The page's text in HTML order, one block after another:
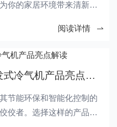
你的家居环境带来清新的
！
阅读详情
节能环保！科瑞莱蒸发式冷气机产品亮点解读
节能环保和智能化控制的
佼者。选择这样的产品不